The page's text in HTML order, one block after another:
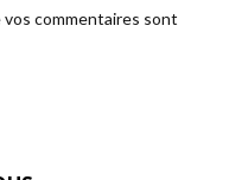
commentaires sont